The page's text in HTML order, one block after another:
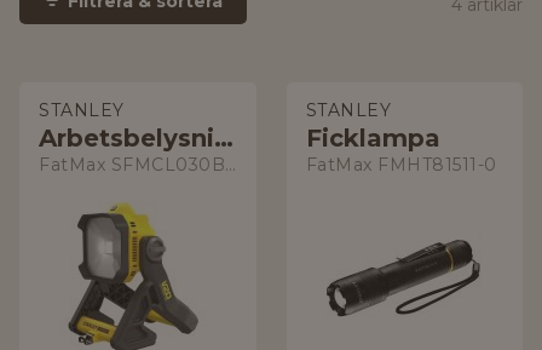
STANLEY
Arbetsbelysning
FatMax SFMCL030B-XJ
STANLEY
Ficklampa
FatMax FMHT81511-0